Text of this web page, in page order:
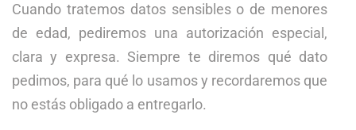
Cuando tratemos datos sensibles o de menores
de edad, pediremos una autorización especial,
clara y expresa. Siempre te diremos qué dato
pedimos, para qué lo usamos y recordaremos que
no estás obligado a entregarlo.